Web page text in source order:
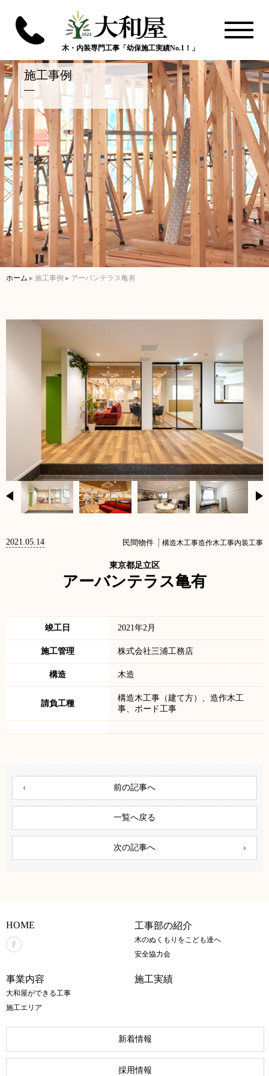
木・内装専門工事「幼保施工実績No.1！」
施工事例
ホーム ▸ 施工事例 ▸ アーバンテラス亀有
2021.05.14 民間物件 構造木工事造作木工事内装工事
東京都足立区
アーバンテラス亀有
竣工日 2021年2月
施工管理 株式会社三浦工務店
構造 木造
請負工種
構造木工事（建て方）、造作木工
事、ボード工事
前の記事へ
一覧へ戻る
次の記事へ
HOME 工事部の紹介
木のぬくもりをこども達へ
安全協力会
事業内容
大和屋ができる工事
施工エリア
施工実績
新着情報
採用情報